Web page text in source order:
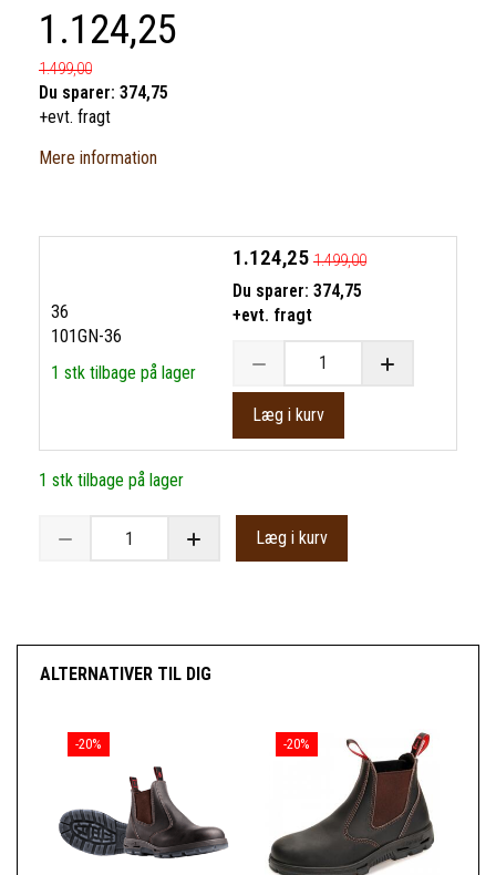
1.124,25
1.499,00
Du sparer: 374,75
+evt. fragt
Mere information
36
101GN-36
1 stk tilbage på lager
1.124,25 1.499,00
Du sparer: 374,75
+evt. fragt
Læg i kurv
1 stk tilbage på lager
Læg i kurv
ALTERNATIVER TIL DIG
-20% -20%